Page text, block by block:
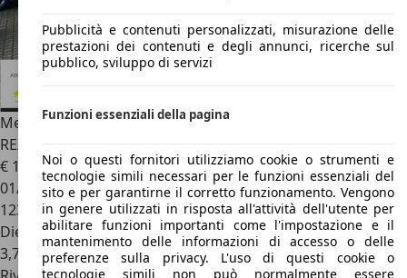
Mercedes-Benz A 180d Premium AMG auto -PREZZO
REALE- OK NEOPATENTATI
€ 15.900
01/2017
123.000 km
Diesel
3,7 l/100 km (comb.)
Pubblicità e contenuti personalizzati, misurazione delle
prestazioni dei contenuti e degli annunci, ricerche sul
pubblico, sviluppo di servizi
Funzioni essenziali della pagina
Noi o questi fornitori utilizziamo cookie o strumenti e
tecnologie simili necessari per le funzioni essenziali del
sito e per garantirne il corretto funzionamento. Vengono
in genere utilizzati in risposta all'attività dell'utente per
abilitare funzioni importanti come l'impostazione e il
mantenimento delle informazioni di accesso o delle
preferenze sulla privacy. L'uso di questi cookie o
tecnologie simili non può normalmente essere